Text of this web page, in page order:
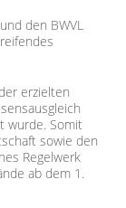
den BWVL
erzielten
wurde. Somit
sowie den
Regelwerk
ab dem 1.